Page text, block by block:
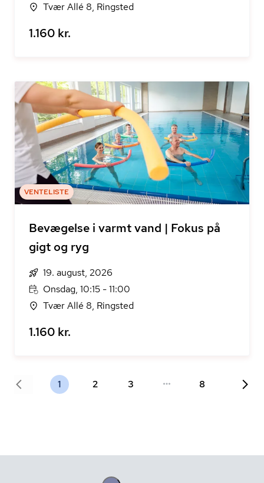
Tvær Allé 8, Ringsted
1.160 kr.
VENTELISTE
Bevægelse i varmt vand | Fokus på
gigt og ryg
19. august, 2026
Onsdag, 10:15 - 11:00
Tvær Allé 8, Ringsted
1.160 kr.
1 2 3 8